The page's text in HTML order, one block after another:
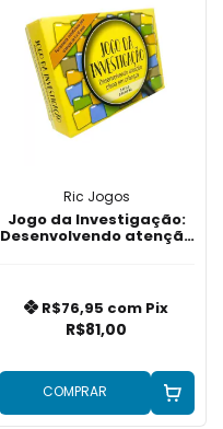
Ric Jogos
Jogo da Investigação:
Desenvolvendo atenção
R$81,00
R$76,95 com Pix
COMPRAR